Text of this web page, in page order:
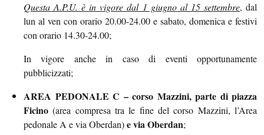
Questa A.P.U. è in vigore dal 1 giugno al 15 settembre, dal
lun al ven con orario 20.00-24.00 e sabato, domenica e festivi
con orario 14.30-24.00;
In vigore anche in caso di eventi opportunamente
pubblicizzati;
AREA PEDONALE C – corso Mazzini, parte di piazza
Ficino (area compresa tra le fine del corso Mazzini, l’Area
pedonale A e via Oberdan)e via Oberdan;